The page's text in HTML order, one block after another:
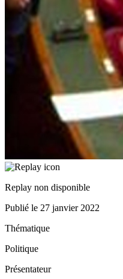
Replay non disponible
Publié le 27 janvier 2022
Thématique
Politique
Présentateur